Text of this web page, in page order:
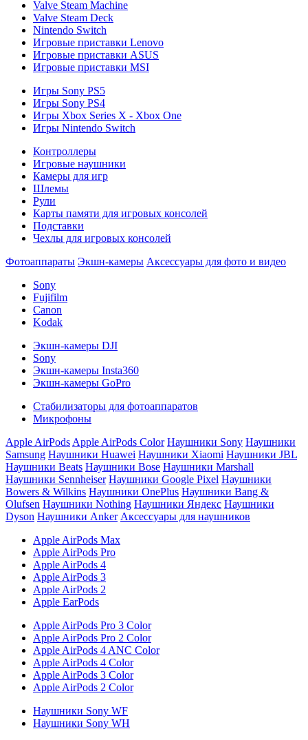
Valve Steam Machine
Valve Steam Deck
Nintendo Switch
Игровые приставки Lenovo
Игровые приставки ASUS
Игровые приставки MSI
Игры Sony PS5
Игры Sony PS4
Игры Xbox Series X - Xbox One
Игры Nintendo Switch
Контроллеры
Игровые наушники
Камеры для игр
Шлемы
Рули
Карты памяти для игровых консолей
Подставки
Чехлы для игровых консолей
Фотоаппараты Экшн-камеры Аксессуары для фото и видео
Sony
Fujifilm
Canon
Kodak
Экшн-камеры DJI
Sony
Экшн-камеры Insta360
Экшн-камеры GoPro
Стабилизаторы для фотоаппаратов
Микрофоны
Apple AirPods Apple AirPods Color Наушники Sony Наушники
Samsung Наушники Huawei Наушники Xiaomi Наушники JBL
Наушники Beats Наушники Bose Наушники Marshall
Наушники Sennheiser Наушники Google Pixel Наушники
Bowers & Wilkins Наушники OnePlus Наушники Bang &
Olufsen Наушники Nothing Наушники Яндекс Наушники
Dyson Наушники Anker Аксессуары для наушников
Apple AirPods Max
Apple AirPods Pro
Apple AirPods 4
Apple AirPods 3
Apple AirPods 2
Apple EarPods
Apple AirPods Pro 3 Color
Apple AirPods Pro 2 Color
Apple AirPods 4 ANC Color
Apple AirPods 4 Color
Apple AirPods 3 Color
Apple AirPods 2 Color
Наушники Sony WF
Наушники Sony WH